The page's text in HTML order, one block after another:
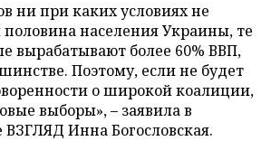
ни при каких условиях не
населения Украины, те
вырабатывают более 60% ВВП,
Поэтому, если не будет
о широкой коалиции,
выборы», – заявила в
ВЗГЛЯД Инна Богословская.